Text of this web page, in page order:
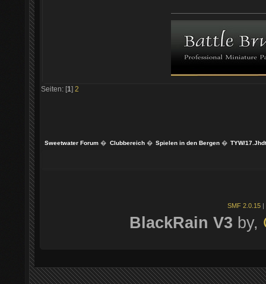
Seiten: [1] 2
Sweetwater Forum � Clubbereich� Spielen in den Bergen� TYW/
SMF 2.0.15 |
BlackRain V3 by,